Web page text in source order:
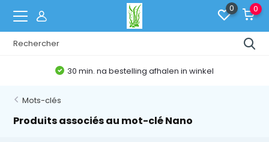
0 0
Belgische Webshop
Mots-clés
Produits associés au mot-clé Nano